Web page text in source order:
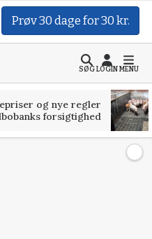
Prøv 30 dage for 30 kr.
SØGLOGINMENU
og nye regler
forsigtighed